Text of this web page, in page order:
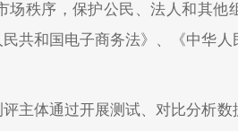
场秩序，保护公民、法人和其他
共和国电子商务法》、《中华
主体通过开展测试、对比分析数